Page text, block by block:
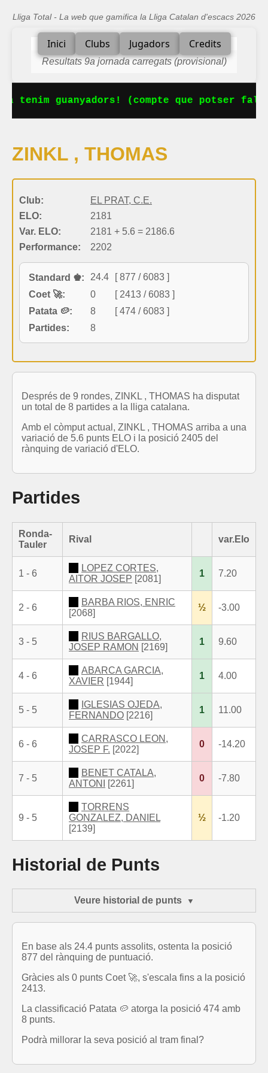
Lliga Total - La web que gamifica la Lliga Catalan d'escacs 2026
Inici Clubs Jugadors Credits
Resultats 9a jornada carregats (provisional)
tenim guanyadors! (compte que potser
ZINKL , THOMAS
Club:
EL PRAT, C.E.
ELO:
2181
Var. ELO:
2181 + 5.6 = 2186.6
Performance:
2202
Standard ♚: 24.4
[ 877 / 6083 ]
Coet 🚀:
0
[ 2413 / 6083 ]
Patata 🥔:
8
[ 474 / 6083 ]
Partides:
8
Després de 9 rondes, ZINKL , THOMAS ha disputat
un total de 8 partides a la lliga catalana.
Amb el còmput actual, ZINKL , THOMAS arriba a una
variació de 5.6 punts ELO i la posició 2405 del
rànquing de variació d'ELO.
Partides
Ronda-
Tauler
Rival var.Elo
1 - 6
LOPEZ CORTES,
AITOR JOSEP [2081]
1 7.20
2 - 6
BARBA RIOS, ENRIC
[2068]
½ -3.00
3 - 5
RIUS BARGALLO,
JOSEP RAMON [2169]
1 9.60
4 - 6
ABARCA GARCIA,
XAVIER [1944]
1 4.00
5 - 5
IGLESIAS OJEDA,
FERNANDO [2216]
1 11.00
6 - 6
CARRASCO LEON,
JOSEP F. [2022]
0 -14.20
7 - 5
BENET CATALA,
ANTONI
[2261]
0 -7.80
9 - 5
TORRENS
GONZALEZ, DANIEL
[2139]
½ -1.20
Historial de Punts
Veure historial de punts
En base als 24.4 punts assolits, ostenta la posició
877 del rànquing de puntuació.
Gràcies als 0 punts Coet 🚀, s'escala fins a la posició
2413.
La classificació Patata 🥔 atorga la posició 474 amb
8 punts.
Podrà millorar la seva posició al tram final?